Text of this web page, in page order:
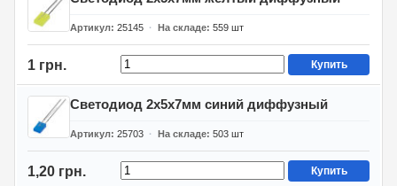
Артикул 25145 На складе 559 шт
1 грн. Купить
Светодиод 2х5х7мм синий диффузный
Артикул 25703 На складе 503 шт
1,20 грн. Купить